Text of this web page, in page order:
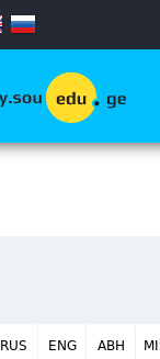
RUS ENG ABH